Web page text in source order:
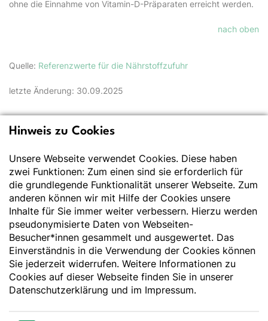
ohne die Einnahme von Vitamin-D-Präparaten erreicht werden.
nach oben
Quelle: Referenzwerte für die Nährstoffzufuhr
letzte Änderung: 30.09.2025
für Ernährung e.V.
Der Wissenschaft verpflichtet - Ihre Partnerin für
Essen und Trinken
Deutsche Gesellschaft für Ernährung e. V.
Godesberger Allee 136
53175 Bonn
Tel:+49 228 3776-600
Fax:
+49 228 3776-800
webmaster@dge.de
Hinweis zu Cookies
Unsere Webseite verwendet Cookies. Diese haben
zwei Funktionen: Zum einen sind sie erforderlich für
die grundlegende Funktionalität unserer Webseite. Zum
anderen können wir mit Hilfe der Cookies unsere
Inhalte für Sie immer weiter verbessern. Hierzu werden
pseudonymisierte Daten von Webseiten-
Besucher*innen gesammelt und ausgewertet. Das
Einverständnis in die Verwendung der Cookies können
Sie jederzeit widerrufen. Weitere Informationen zu
Cookies auf dieser Webseite finden Sie in unserer
Datenschutzerklärung und im Impressum.